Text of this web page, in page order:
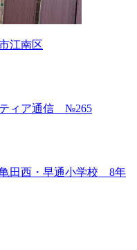
江南区
ィア通信 №265
田西・早通小学校 8年